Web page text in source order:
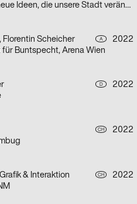
Anstoß – für neue Ideen, die unsere Stadt verändern
Florentin Scheicher A
2022
für Buntspecht, Arena Wien
D
2022
CH
2022
& Interaktion CH
2022